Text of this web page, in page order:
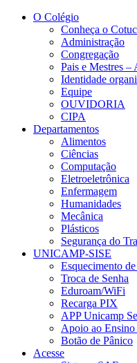
Conteúdo principal
O Colégio
Conheça o
Administração
Congregação
Pais e Mestres –
Identidade
Equipe
OUVIDORIA
CIPA
Departamentos
Alimentos
Ciências
Computação
Eletroeletrônica
Enfermagem
Humanidades
Mecânica
Plásticos
Segurança do
UNICAMP-SISE
Esquecimento de
Troca de Senha
Eduroam/WiFi
Recarga PIX
APP Unicamp
Apoio ao
Botão de Pânico
Acesse